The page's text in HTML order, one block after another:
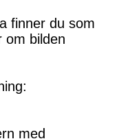
finner du som
om bilden
med